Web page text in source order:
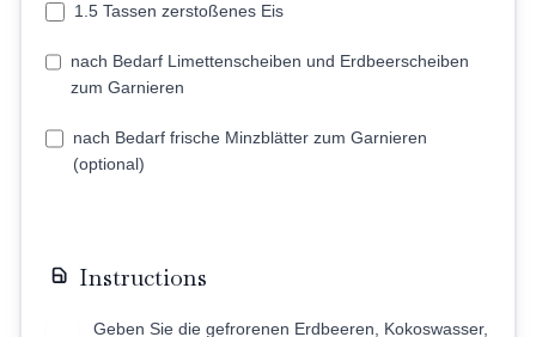
1.5 Tassen zerstoßenes Eis
nach Bedarf Limettenscheiben und Erdbeerscheiben
zum Garnieren
nach Bedarf frische Minzblätter zum Garnieren
(optional)
Instructions
Geben Sie die gefrorenen Erdbeeren, Kokoswasser,